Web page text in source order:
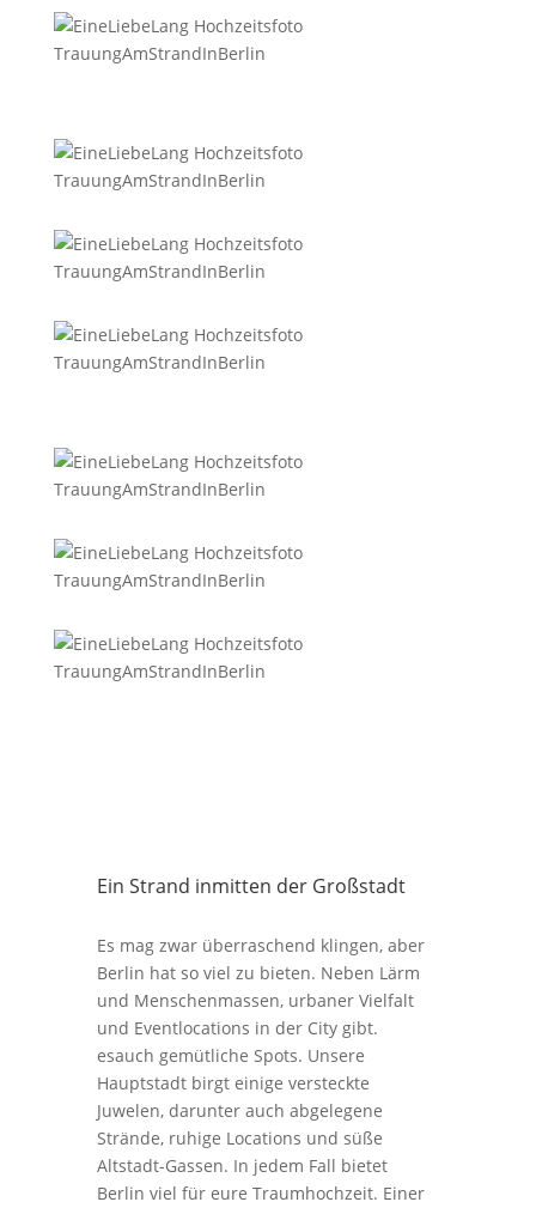
Ein Strand inmitten der Großstadt
Es mag zwar überraschend klingen, aber
Berlin hat so viel zu bieten. Neben Lärm
und Menschenmassen, urbaner Vielfalt
und Eventlocations in der City gibt.
esauch gemütliche Spots. Unsere
Hauptstadt birgt einige versteckte
Juwelen, darunter auch abgelegene
Strände, ruhige Locations und süße
Altstadt-Gassen. In jedem Fall bietet
Berlin viel für eure Traumhochzeit. Einer